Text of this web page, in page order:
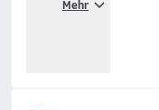
Mehr